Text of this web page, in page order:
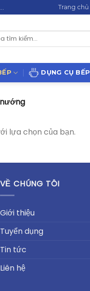
Trang chủ
DỤNG CỤ BẾP
lựa chọn của bạn.
VỀ CHÚNG TÔI
Giới thiệu
Tuyển dụng
Tin tức
Liên hệ